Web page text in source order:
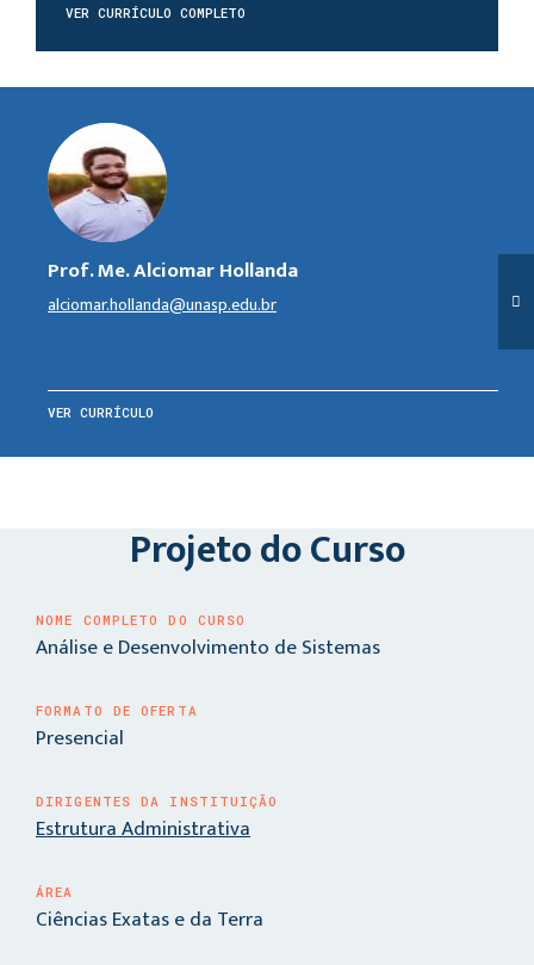
VER CURRÍCULO COMPLETO
Prof. Me. Alciomar Hollanda
alciomar.hollanda@unasp.edu.br
VER CURRÍCULO
Projeto do Curso
NOME COMPLETO DO CURSO
Análise e Desenvolvimento de Sistemas
FORMATO DE OFERTA
Presencial
DIRIGENTES DA INSTITUIÇÃO
Estrutura Administrativa
ÁREA
Ciências Exatas e da Terra